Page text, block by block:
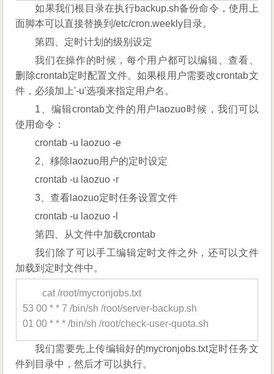
如果我们根目录在执行backup.sh备份命令，使用上
面脚本可以直接替换到/etc/cron.weekly目录。
第四、定时计划的级别设定
我们在操作的时候，每个用户都可以编辑、查看、
删除crontab定时配置文件。如果根用户需要改crontab文
件，必须加上'-u'选项来指定用户名。
1、编辑crontab文件的用户laozuo时候，我们可以
使用命令：
crontab -u laozuo -e
2、移除laozuo用户的定时设定
crontab -u laozuo -r
3、查看laozuo定时任务设置文件
crontab -u laozuo -l
第四、从文件中加载crontab
我们除了可以手工编辑定时文件之外，还可以文件
加载到定时文件中。
cat /root/mycronjobs.txt
53 00 * * 7 /bin/sh /root/server-backup.sh
01 00 * * * /bin/sh /root/check-user-quota.sh
我们需要先上传编辑好的mycronjobs.txt定时任务文
件到目录中，然后才可以执行。